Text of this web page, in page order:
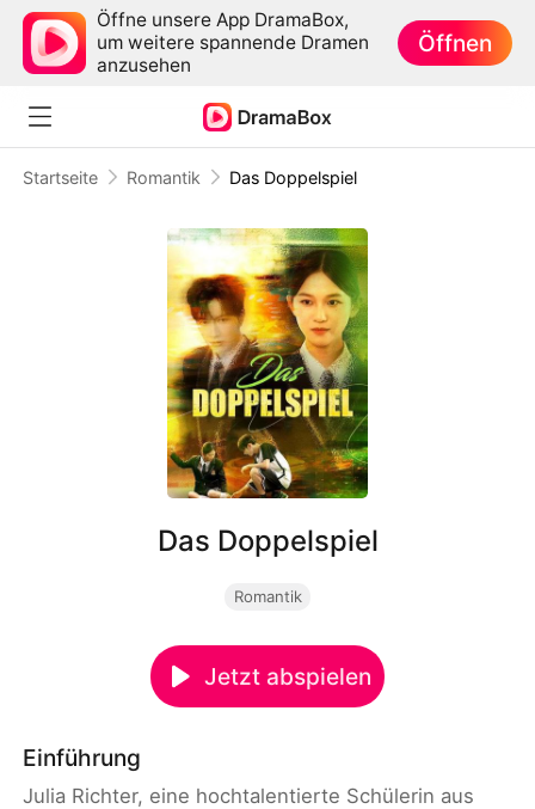
Öffne unsere App DramaBox,
um weitere spannende Dramen
anzusehen
Öffnen
Startseite Romantik Das Doppelspiel
Das Doppelspiel
Romantik
Jetzt abspielen
Einführung
Julia Richter, eine hochtalentierte Schülerin aus